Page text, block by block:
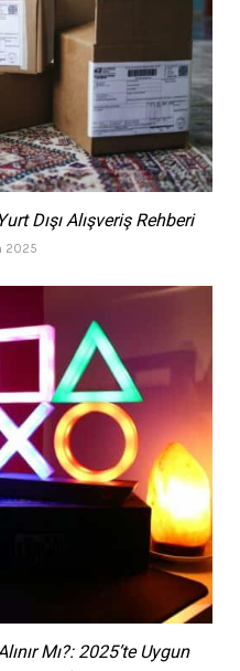
Dışı Alışveriş Rehberi
2025
Mı?: 2025’te Uygun